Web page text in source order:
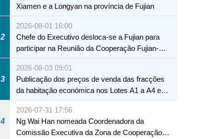
Xiamen e a Longyan na província de Fujian
2
2026-08-01 16:00
Chefe do Executivo desloca-se a Fujian para
participar na Reunião da Cooperação Fujian-
Macau
3
2026-08-03 09:01
Publicação dos preços de venda das fracções
da habitação económica nos Lotes A1 a A4 e
A12 da Zona A dos Novos Aterros
4
2026-07-31 17:56
Ng Wai Han nomeada Coordenadora da
Comissão Executiva da Zona de Cooperação